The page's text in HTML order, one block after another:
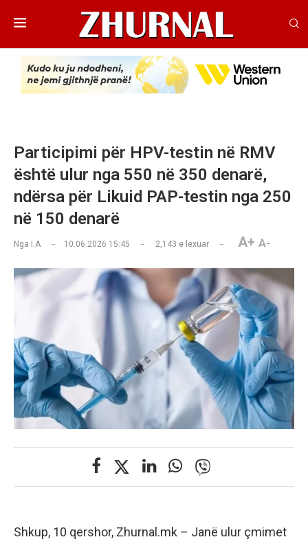
Participimi për HPV-testin në RMV
është ulur nga 550 në 350 denarë,
ndërsa për Likuid PAP-testin nga 250
në 150 denarë
Nga I.A 10.06.2026 15:45 2,143 e lexuar A+ A-
Shkup, 10 qershor, Zhurnal.mk – Janë ulur çmimet